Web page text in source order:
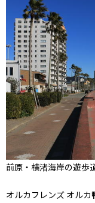
前原・横渚海岸の遊歩
オルカフレンズ オル